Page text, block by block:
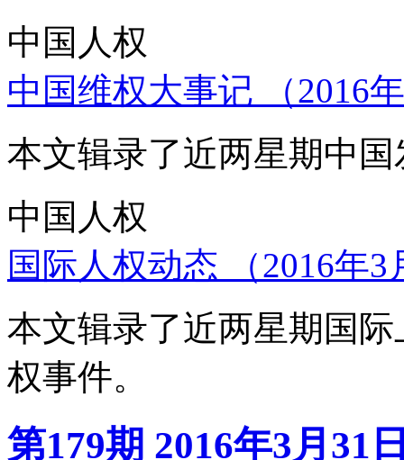
中国人权
中国维权大事记 （2016
本文辑录了近两星期中
中国人权
国际人权动态 （2016年
本文辑录了近两星期国
权事件。
第179期 2016年3月31